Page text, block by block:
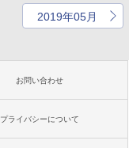
2019年05月
お問い合わせ
プライバシーについて